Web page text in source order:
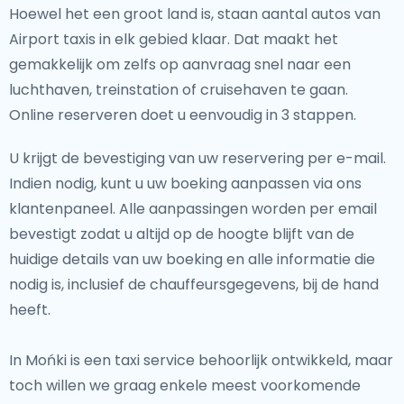
Hoewel het een groot land is, staan aantal autos van
Airport taxis in elk gebied klaar. Dat maakt het
gemakkelijk om zelfs op aanvraag snel naar een
luchthaven, treinstation of cruisehaven te gaan.
Online reserveren doet u eenvoudig in 3 stappen.
U krijgt de bevestiging van uw reservering per e-mail.
Indien nodig, kunt u uw boeking aanpassen via ons
klantenpaneel. Alle aanpassingen worden per email
bevestigt zodat u altijd op de hoogte blijft van de
huidige details van uw boeking en alle informatie die
nodig is, inclusief de chauffeursgegevens, bij de hand
heeft.
In Mońki is een taxi service behoorlijk ontwikkeld, maar
toch willen we graag enkele meest voorkomende